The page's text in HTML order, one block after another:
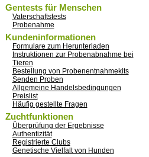
Gentests für Menschen
Vaterschaftstests
Probenahme
Kundeninformationen
Formulare zum Herunterladen
Instruktionen zur Probenabnahme bei
Tieren
Bestellung von Probenentnahmekits
Senden Proben
Allgemeine Handelsbedingungen
Preislist
Häufig gestellte Fragen
Zuchtfunktionen
Überprüfung der Ergebnisse
Authentizität
Registrierte Clubs
Genetische Vielfalt von Hunden